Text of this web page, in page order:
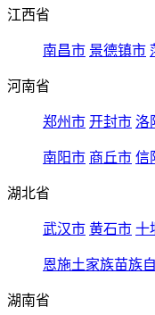
江西省
南昌市 景德镇市
河南省
郑州市 开封市 洛
南阳市 商丘市 信
湖北省
武汉市 黄石市 十
恩施土家族苗族
湖南省